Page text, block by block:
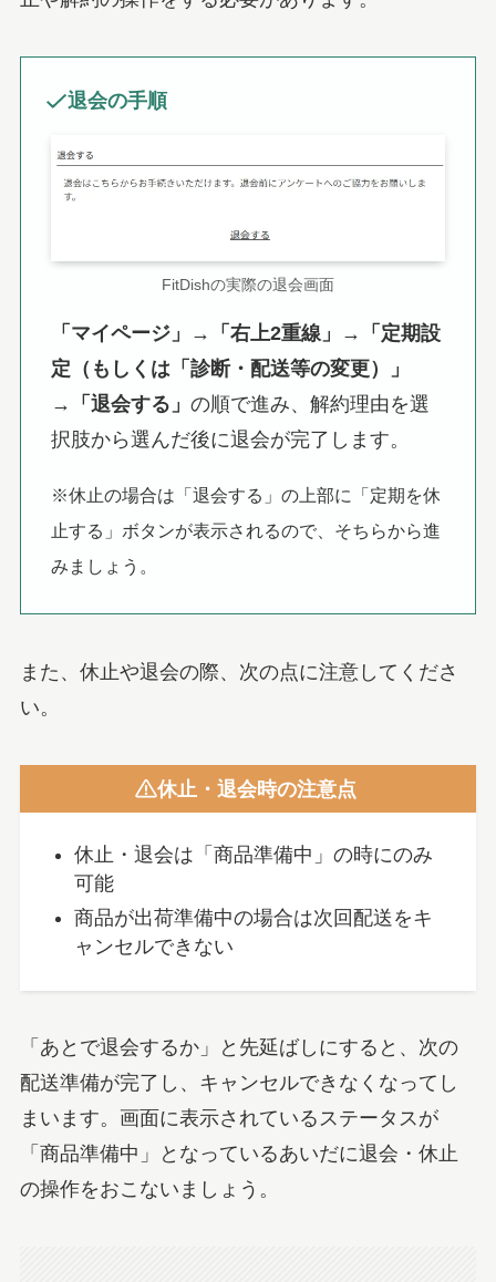
退会の手順
FitDishの実際の退会画面
「マイページ」→「右上2重線」→「定期設
定（もしくは「診断・配送等の変更）」
→「退会する」 の順で進み、解約理由を選
択肢から選んだ後に退会が完了します。
※休止の場合は「退会する」の上部に「定期を休
止する」ボタンが表示されるので、そちらから進
みましょう。
また、休止や退会の際、次の点に注意してくださ
い。
休止・退会時の注意点
休止・退会は「商品準備中」の時にのみ
可能
商品が出荷準備中の場合は次回配送をキ
ャンセルできない
「あとで退会するか」と先延ばしにすると、次の
配送準備が完了し、キャンセルできなくなってし
まいます。画面に表示されているステータスが
「商品準備中」となっているあいだに退会・休止
の操作をおこないましょう。